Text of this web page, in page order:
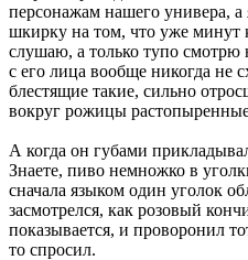
персонажам нашего универа, а
шкирку на том, что уже минут
слушаю, а только тупо смотрю
с его лица вообще никогда не
блестящие такие, сильно
вокруг рожицы
А когда он губами
Знаете, пиво немножко в
сначала языком один уголок
засмотрелся, как розовый
показывается, и проворонил
то спросил.